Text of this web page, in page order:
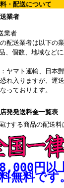
・配送について
送業者
業者
配送業者は以下の
、個数、地域など
：ヤマト運輸、日本
れ入りますが、運
っております。
店発発送料金一覧表
けする商品の配送料
円以
無料です